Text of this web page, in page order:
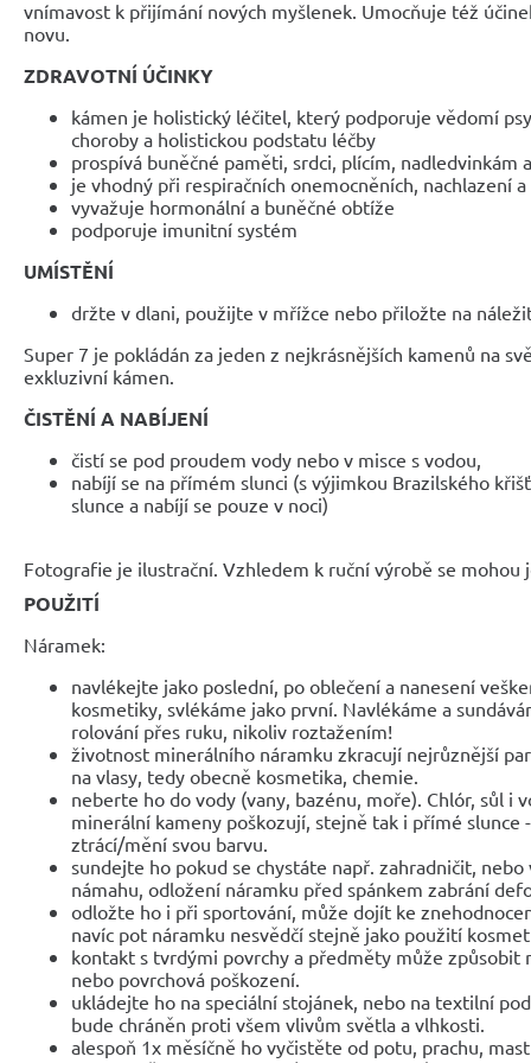
vnímavost k přijímání nových myšlenek. Umocňuje též
novu.
ZDRAVOTNÍ ÚČINKY
kámen je holistický léčitel, který podporuje vědomí
choroby a holistickou podstatu léčby
prospívá buněčné paměti, srdci, plícím, nadledvinkám
je vhodný při respiračních onemocněních, nachlazení
vyvažuje hormonální a buněčné obtíže
podporuje imunitní systém
UMÍSTĚNÍ
držte v dlani, použijte v mřížce nebo přiložte na
Super 7 je pokládán za jeden z nejkrásnějších kamenů na
exkluzivní kámen.
ČISTĚNÍ A NABÍJENÍ
čistí se pod proudem vody nebo v misce s vodou,
nabíjí se na přímém slunci (s výjimkou Brazilského
slunce a nabíjí se pouze v noci)
Fotografie je ilustrační. Vzhledem k ruční výrobě se
POUŽITÍ
Náramek:
navlékejte jako poslední, po oblečení a nanesení
kosmetiky, svlékáme jako první. Navlékáme a
rolování přes ruku, nikoliv roztažením!
životnost minerálního náramku zkracují nejrůznější
na vlasy, tedy obecně kosmetika, chemie.
neberte ho do vody (vany, bazénu, moře). Chlór, sůl i
minerální kameny poškozují, stejně tak i přímé slunce
ztrácí/mění svou barvu.
sundejte ho pokud se chystáte např. zahradničit,
námahu, odložení náramku před spánkem zabrání
odložte ho i při sportování, může dojít ke
navíc pot náramku nesvědčí stejně jako použití
kontakt s tvrdými povrchy a předměty může způsobit
nebo povrchová poškození.
ukládejte ho na speciální stojánek, nebo na textilní
bude chráněn proti všem vlivům světla a vlhkosti.
alespoň 1x měsíčně ho vyčistěte od potu, prachu,